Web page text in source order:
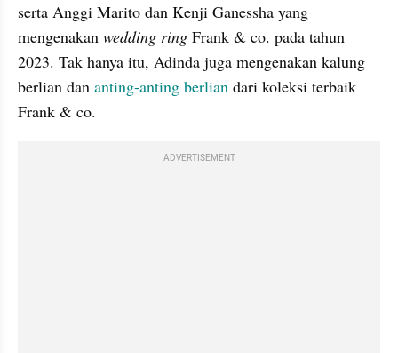
serta Anggi Marito dan Kenji Ganessha yang
mengenakan wedding ring Frank & co. pada tahun
2023. Tak hanya itu, Adinda juga mengenakan kalung
berlian dan anting-anting berlian dari koleksi terbaik
Frank & co.
ADVERTISEMENT